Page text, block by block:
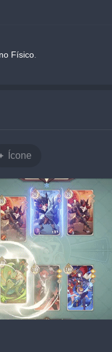
Físico.
Ícone